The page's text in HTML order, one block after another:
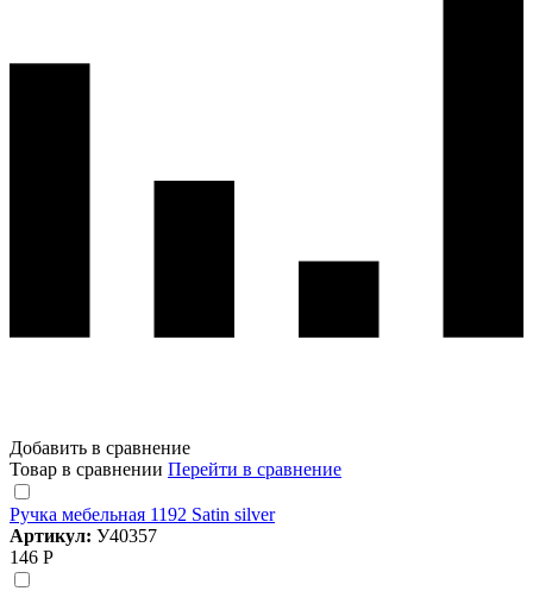
Добавить в сравнение
Товар в сравнении Перейти в сравнение
Ручка мебельная 1192 Satin silver
Артикул: У40357
146 Р